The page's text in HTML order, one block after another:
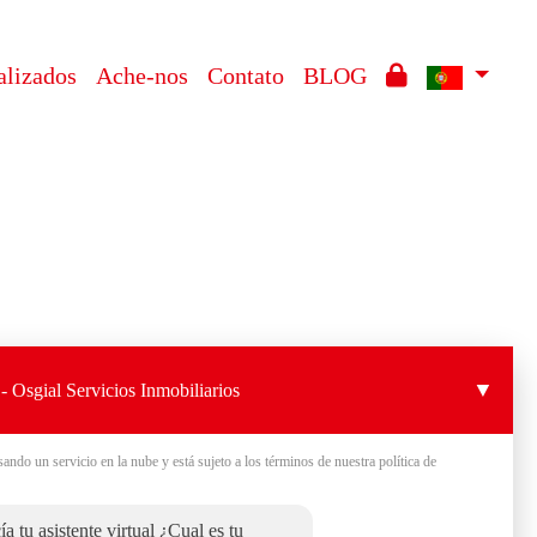
Ache-nos Contato BLOG
Osgial Servicios Inmobiliarios ▼
un servicio en la nube y está sujeto a los términos de nuestra política de
tu asistente virtual ¿Cual es tu